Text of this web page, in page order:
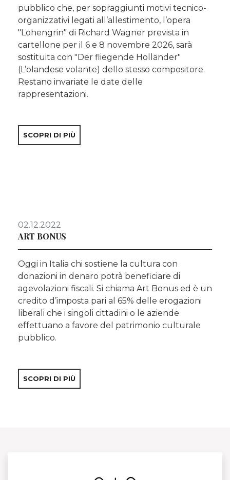
pubblico che, per sopraggiunti motivi tecnico-
organizzativi legati all’allestimento, l’opera
"Lohengrin" di Richard Wagner prevista in
cartellone per il 6 e 8 novembre 2026, sarà
sostituita con "Der fliegende Holländer"
(L’olandese volante) dello stesso compositore.
Restano invariate le date delle
rappresentazioni.
SCOPRI DI PIÙ
02.12.2022
ART BONUS
Oggi in Italia chi sostiene la cultura con
donazioni in denaro potrà beneficiare di
agevolazioni fiscali. Si chiama Art Bonus ed è un
credito d’imposta pari al 65% delle erogazioni
liberali che i singoli cittadini o le aziende
effettuano a favore del patrimonio culturale
pubblico.
SCOPRI DI PIÙ